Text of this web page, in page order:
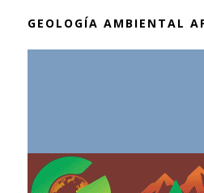
GEOLOGÍA AMBIENTAL